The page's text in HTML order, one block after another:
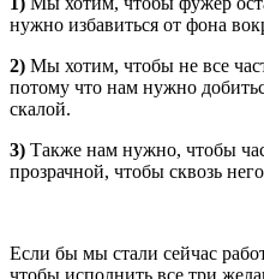
нужно избавиться от фона
2) Мы хотим, чтобы не все
потому что нам нужно
скалой.
3) Также нам нужно, чтобы
прозрачной, чтобы сквозь
Если бы мы стали сейчас